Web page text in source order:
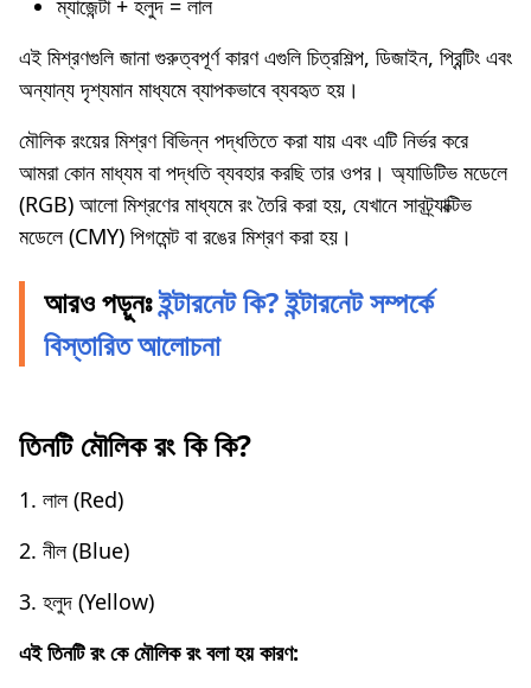
ম্যাজেন্টা + হলুদ = লাল
এই মিশ্রণগুলি জানা গুরুত্বপূর্ণ কারণ এগুলি চিত্রশিল্প, ডিজাইন, প্রিন্টিং এবং
অন্যান্য দৃশ্যমান মাধ্যমে ব্যাপকভাবে ব্যবহৃত হয়।
মৌলিক রংয়ের মিশ্রণ বিভিন্ন পদ্ধতিতে করা যায় এবং এটি নির্ভর করে
আমরা কোন মাধ্যম বা পদ্ধতি ব্যবহার করছি তার ওপর। অ্যাডিটিভ মডেলে
(RGB) আলো মিশ্রণের মাধ্যমে রং তৈরি করা হয়, যেখানে সাবট্র্যাক্টিভ
মডেলে (CMY) পিগমেন্ট বা রঙের মিশ্রণ করা হয়।
আরও পড়ুনঃইন্টারনেট কি? ইন্টারনেট সম্পর্কে
বিস্তারিত আলোচনা
তিনটি মৌলিক রং কি কি?
1. লাল (Red)
2. নীল (Blue)
3. হলুদ (Yellow)
এই তিনটি রং কে মৌলিক রং বলা হয় কারণ: